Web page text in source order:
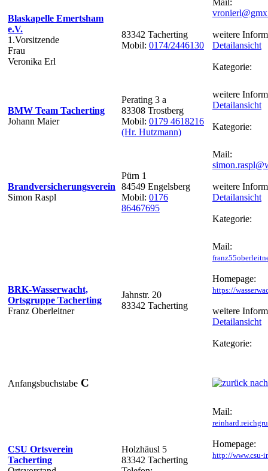
Blaskapelle Emertsham
e.V.
1.Vorsitzende
Frau
Veronika Erl
83342 Tacherting
Mobil: 0174/2446130
Mail:
weitere
Detailansicht
Kategorie:
BMW Team Tacherting
Johann Maier
Perating 3 a
83308 Trostberg
Mobil: 0179 4618216
(Hr. Hutzmann)
weitere
Detailansicht
Kategorie:
Brandversicherungsverein
Simon Raspl
Pürn 1
84549 Engelsberg
Mobil: 0176
86467695
Mail:
weitere
Detailansicht
Kategorie:
BRK-Wasserwacht,
Ortsgruppe Tacherting
Franz Oberleitner
Jahnstr. 20
83342 Tacherting
Mail:
Homepage:
https://
weitere
Detailansicht
Kategorie:
Anfangsbuchstabe C
CSU Ortsverein
Tacherting
Holzhäusl 5
83342 Tacherting
Mail:
Homepage:
http://www.csu-